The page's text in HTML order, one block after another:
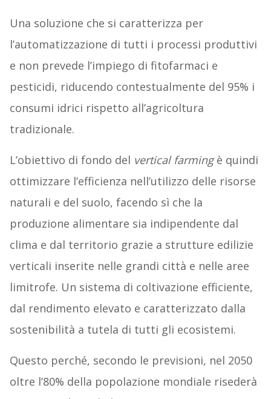
Una soluzione che si caratterizza per
l’automatizzazione di tutti i processi produttivi
e non prevede l’impiego di fitofarmaci e
pesticidi, riducendo contestualmente del 95% i
consumi idrici rispetto all’agricoltura
tradizionale.
L’obiettivo di fondo del vertical farmingè quindi
ottimizzare l’efficienza nell’utilizzo delle risorse
naturali e del suolo, facendo sì che la
produzione alimentare sia indipendente dal
clima e dal territorio grazie a strutture edilizie
verticali inserite nelle grandi città e nelle aree
limitrofe. Un sistema di coltivazione efficiente,
dal rendimento elevato e caratterizzato dalla
sostenibilità a tutela di tutti gli ecosistemi.
Questo perché, secondo le previsioni, nel 2050
oltre l’80% della popolazione mondiale risederà